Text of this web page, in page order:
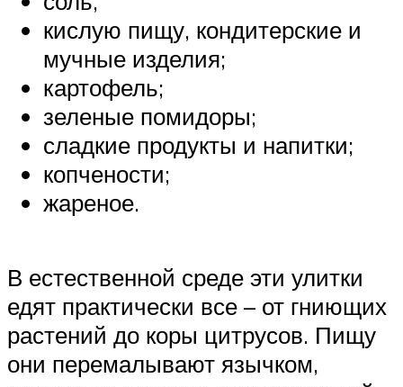
кислую пищу, кондитерские и
мучные изделия;
картофель;
зеленые помидоры;
сладкие продукты и напитки;
копчености;
жареное.
В естественной среде эти улитки
едят практически все – от гниющих
растений до коры цитрусов. Пищу
они перемалывают язычком,